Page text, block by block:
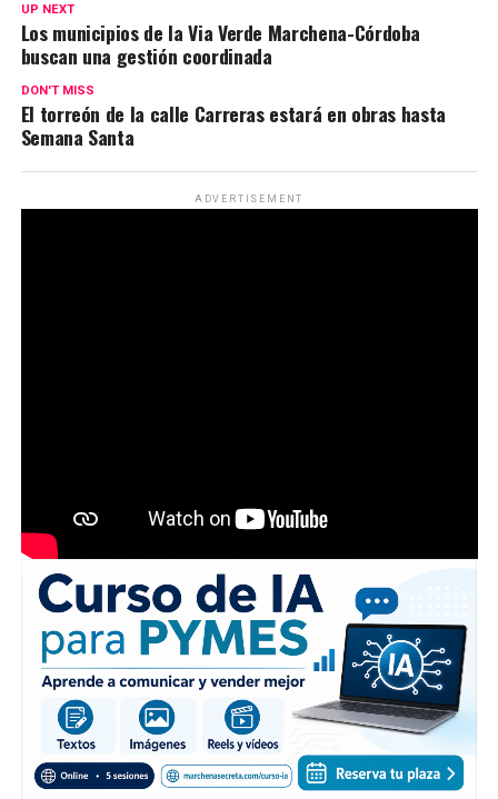
UP NEXT
Los municipios de la Via Verde Marchena-Córdoba
buscan una gestión coordinada
DON'T MISS
El torreón de la calle Carreras estará en obras hasta
Semana Santa
ADVERTISEMENT